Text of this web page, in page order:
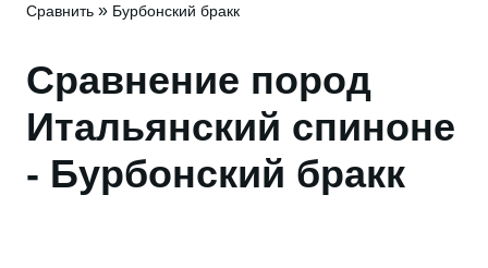
Сравнить » Бурбонский бракк
Сравнение пород
Итальянский спиноне
- Бурбонский бракк